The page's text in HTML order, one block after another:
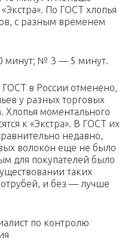
По ГОСТ хлопья
с разным временем
№ 3 — 5 минут.
ГОСТ в России отменено,
у разных торговых
моментального
к «Экстра». В ГОСТ их
недавно,
волокон еще не было
для покупателей было
таких
и без — лучше
по контролю